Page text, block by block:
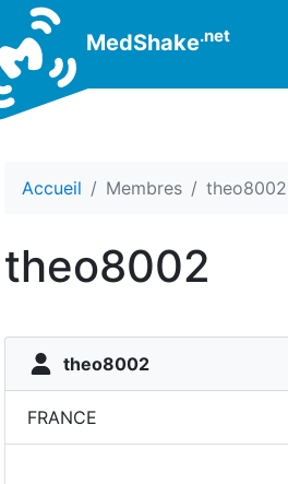
MedShake.net
Accueil Membres theo8002
theo8002
theo8002
FRANCE